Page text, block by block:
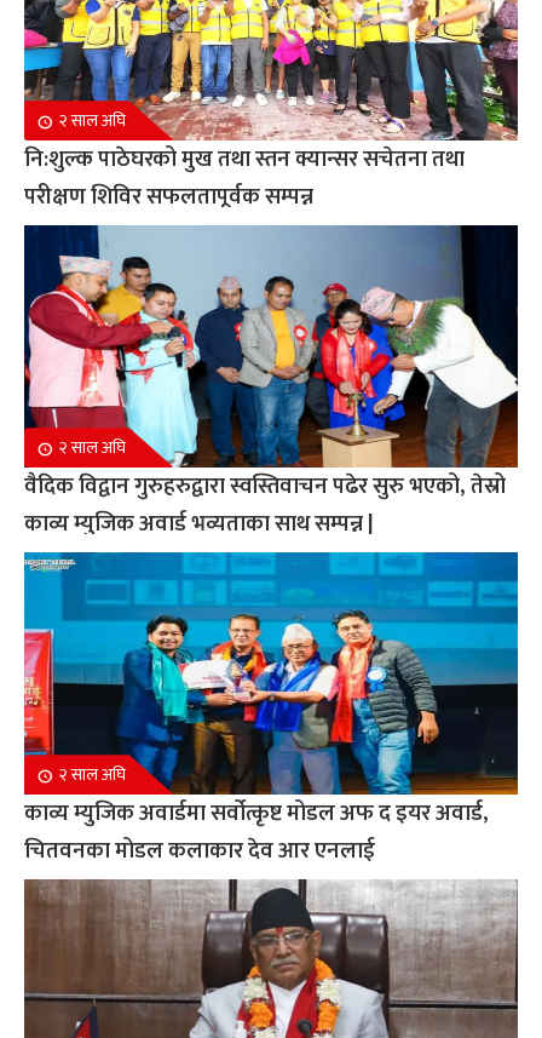
२ साल अघि
नि:शुल्क पाठेघरको मुख तथा स्तन क्यान्सर सचेतना तथा
परीक्षण शिविर सफलतापूर्वक सम्पन्न
२ साल अघि
वैदिक विद्वान गुरुहरुद्वारा स्वस्तिवाचन पढेर सुरु भएको, तेस्रो
काव्य म्युजिक अवार्ड भव्यताका साथ सम्पन्न |
२ साल अघि
काव्य म्युजिक अवार्डमा सर्वोत्कृष्ट मोडल अफ द इयर अवार्ड,
चितवनका मोडल कलाकार देव आर एनलाई